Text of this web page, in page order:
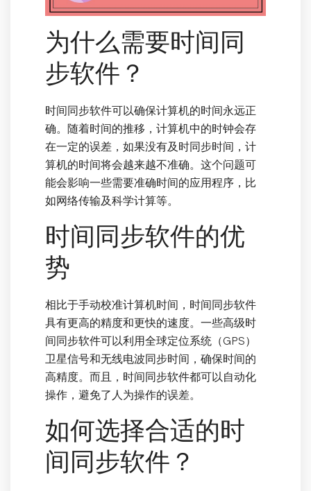
为什么需要时间同
步软件？
时间同步软件可以确保计算机的时间永远正
确。随着时间的推移，计算机中的时钟会存
在一定的误差，如果没有及时同步时间，计
算机的时间将会越来越不准确。这个问题可
能会影响一些需要准确时间的应用程序，比
如网络传输及科学计算等。
时间同步软件的优
势
相比于手动校准计算机时间，时间同步软件
具有更高的精度和更快的速度。一些高级时
间同步软件可以利用全球定位系统（GPS）
卫星信号和无线电波同步时间，确保时间的
高精度。而且，时间同步软件都可以自动化
操作，避免了人为操作的误差。
如何选择合适的时
间同步软件？